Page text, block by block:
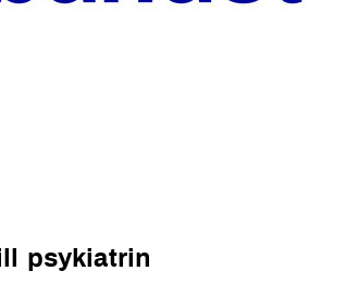
till psykiatrin
psykiatrin